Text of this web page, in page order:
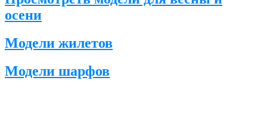
осени
Модели жилетов
Модели шарфов